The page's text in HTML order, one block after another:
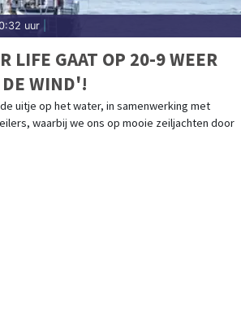
uur
LIFE GAAT OP 20-9 WEER
DE WIND'!
uitje op het water, in samenwerking met
waarbij we ons op mooie zeiljachten door